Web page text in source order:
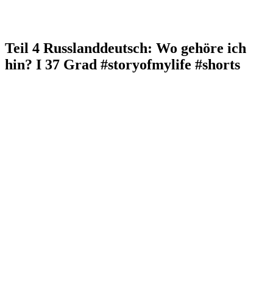
Teil 4 Russlanddeutsch: Wo gehöre ich
hin? I 37 Grad #storyofmylife #shorts